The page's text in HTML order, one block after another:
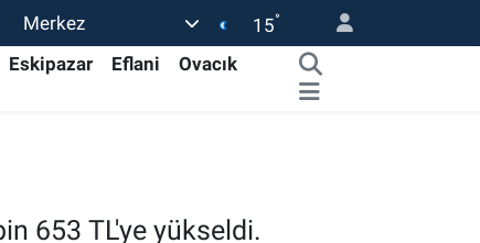
Merkez 15°
Eskipazar Eflani
Ovacık
653 TL'ye yükseldi.